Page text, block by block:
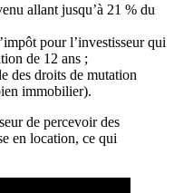
allant jusqu’à 21 % du
pour l’investisseur qui
de 12 ans ;
des droits de mutation
immobilier).
de percevoir des
en location, ce qui